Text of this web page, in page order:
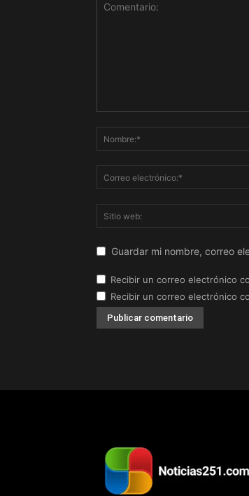
Guardar mi nombre, correo
Recibir un correo electrónico
Recibir un correo electrónico